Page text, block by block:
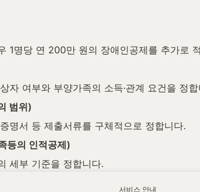
1명당 연 200만 원의 장애인공제를 추가로
자 여부와 부양가족의 소득·관계 요건을 정합
범위)
명서 등 제출서류를 구체적으로 정합니다.
등의 인적공제)
세부 기준을 정합니다.
서비스 안내